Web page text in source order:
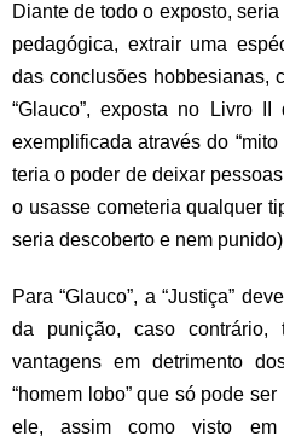
Diante de todo o exposto,
pedagógica, extrair uma
das conclusões hobbesianas,
“Glauco”, exposta no Livro II
exemplificada através do
teria o poder de deixar
o usasse cometeria qualquer
seria descoberto e nem
Para “Glauco”, a “Justiça”
da punição, caso
vantagens em detrimento
“homem lobo” que só pode
ele, assim como visto